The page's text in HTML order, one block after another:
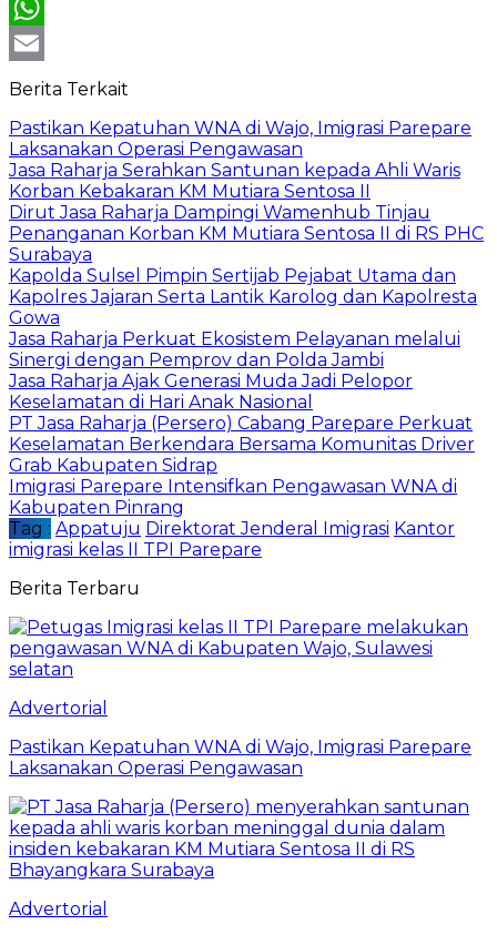
X
WhatsApp
Email
Berita Terkait
Pastikan Kepatuhan WNA di Wajo, Imigrasi Parepare
Laksanakan Operasi Pengawasan
Jasa Raharja Serahkan Santunan kepada Ahli Waris
Korban Kebakaran KM Mutiara Sentosa II
Dirut Jasa Raharja Dampingi Wamenhub Tinjau
Penanganan Korban KM Mutiara Sentosa II di RS PHC
Surabaya
Kapolda Sulsel Pimpin Sertijab Pejabat Utama dan
Kapolres Jajaran Serta Lantik Karolog dan Kapolresta
Gowa
Jasa Raharja Perkuat Ekosistem Pelayanan melalui
Sinergi dengan Pemprov dan Polda Jambi
Jasa Raharja Ajak Generasi Muda Jadi Pelopor
Keselamatan di Hari Anak Nasional
PT Jasa Raharja (Persero) Cabang Parepare Perkuat
Keselamatan Berkendara Bersama Komunitas Driver
Grab Kabupaten Sidrap
Imigrasi Parepare Intensifkan Pengawasan WNA di
Kabupaten Pinrang
Tag : Appatuju Direktorat Jenderal Imigrasi Kantor
imigrasi kelas II TPI Parepare
Berita Terbaru
Advertorial
Pastikan Kepatuhan WNA di Wajo, Imigrasi Parepare
Laksanakan Operasi Pengawasan
Advertorial